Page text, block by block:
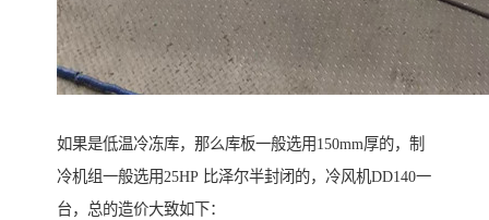
如果是低温冷冻库，那么库板一般选用150mm厚的，制
冷机组一般选用25HP 比泽尔半封闭的，冷风机DD140一
台，总的造价大致如下：